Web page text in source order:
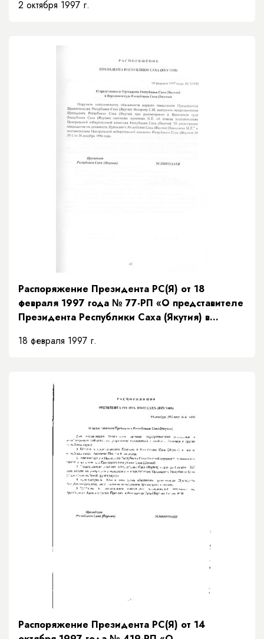
2 октября 1997 г.
Распоряжение Президента РС(Я) от 18
февраля 1997 года № 77-РП «О представителе
Президента Республики Саха (Якутия) в
18 февраля 1997 г.
Распоряжение Президента РС(Я) от 14